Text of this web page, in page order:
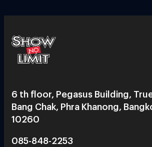
6 th floor, Pegasus Building,
Bang Chak, Phra Khanong,
10260
085-848-2253